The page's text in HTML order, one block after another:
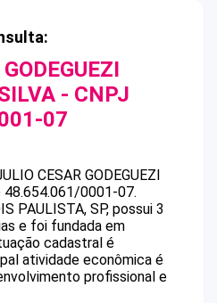
- CNPJ
07
CESAR GODEGUEZI
48.654.061/0001-07.
PAULISTA, SP, possui 3
e foi fundada em
cadastral é
atividade econômica é
profissional e